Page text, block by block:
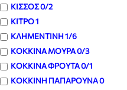
ΚΙΣΣΟΣ0/2
ΚΙΤΡΟ1
ΚΛΗΜΕΝΤΙΝΗ1/6
ΚΟΚΚΙΝΑ ΜΟΥΡΑ0/3
ΚΟΚΚΙΝΑ ΦΡΟΥΤΑ0/1
ΚΟΚΚΙΝΗ ΠΑΠΑΡΟΥΝΑ0